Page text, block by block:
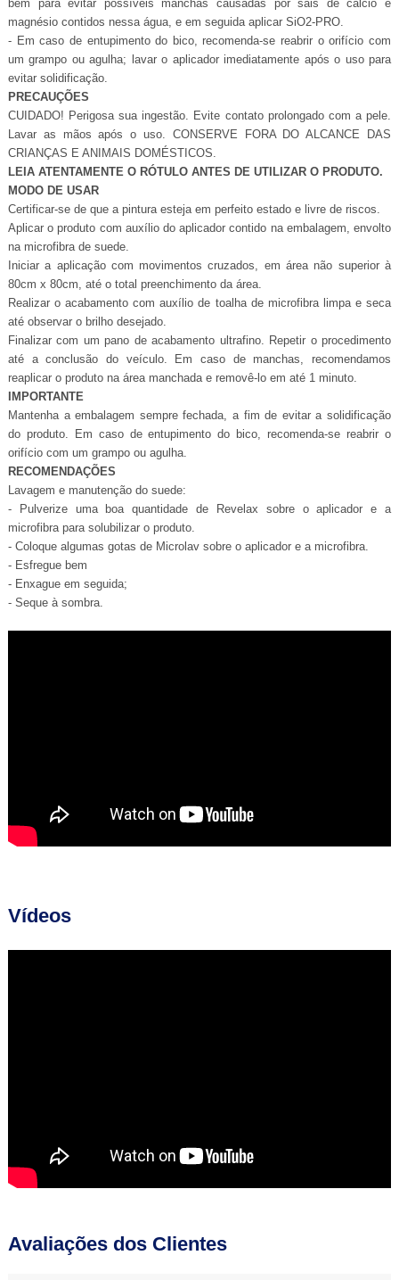
bem para evitar possíveis manchas causadas por sais de cálcio e
magnésio contidos nessa água, e em seguida aplicar SiO2-PRO.
- Em caso de entupimento do bico, recomenda-se reabrir o orifício com
um grampo ou agulha; lavar o aplicador imediatamente após o uso para
evitar solidificação.
PRECAUÇÕES
CUIDADO! Perigosa sua ingestão. Evite contato prolongado com a pele.
Lavar as mãos após o uso. CONSERVE FORA DO ALCANCE DAS
CRIANÇAS E ANIMAIS DOMÉSTICOS.
LEIA ATENTAMENTE O RÓTULO ANTES DE UTILIZAR O PRODUTO.
MODO DE USAR
Certificar-se de que a pintura esteja em perfeito estado e livre de riscos.
Aplicar o produto com auxílio do aplicador contido na embalagem, envolto
na microfibra de suede.
Iniciar a aplicação com movimentos cruzados, em área não superior à
80cm x 80cm, até o total preenchimento da área.
Realizar o acabamento com auxílio de toalha de microfibra limpa e seca
até observar o brilho desejado.
Finalizar com um pano de acabamento ultrafino. Repetir o procedimento
até a conclusão do veículo. Em caso de manchas, recomendamos
reaplicar o produto na área manchada e removê-lo em até 1 minuto.
IMPORTANTE
Mantenha a embalagem sempre fechada, a fim de evitar a solidificação
do produto. Em caso de entupimento do bico, recomenda-se reabrir o
orifício com um grampo ou agulha.
RECOMENDAÇÕES
Lavagem e manutenção do suede:
- Pulverize uma boa quantidade de Revelax sobre o aplicador e a
microfibra para solubilizar o produto.
- Coloque algumas gotas de Microlav sobre o aplicador e a microfibra.
- Esfregue bem
- Enxague em seguida;
- Seque à sombra.
Vídeos
Avaliações dos Clientes